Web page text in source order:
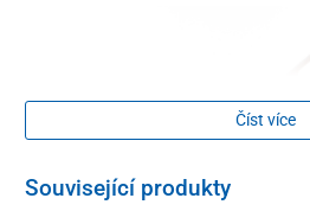
Číst více
Související produkty